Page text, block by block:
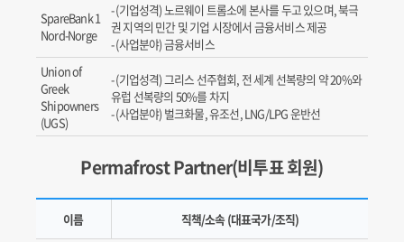
SpareBank 1
Nord-Norge
(기업성격) 노르웨이 트롬소에 본사를 두고 있으며, 북극
권 지역의 민간 및 기업 시장에서 금융서비스 제공
(사업분야) 금융서비스
Union of
Greek
Shipowners
(UGS)
(기업성격) 그리스 선주협회, 전 세계 선복량의 약 20%와
유럽 선복량의 50%를 차지
(사업분야) 벌크화물, 유조선, LNG/LPG 운반선
Permafrost Partner(비투표 회원)
이름
직책/소속 (대표국가/조직)